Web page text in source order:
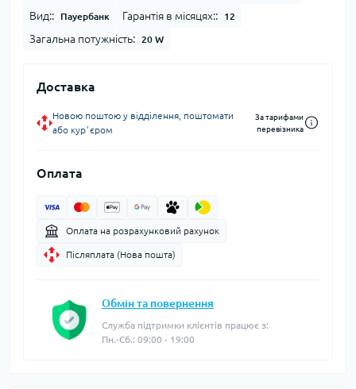
Вид:: Пауербанк Гарантія в місяцях:: 12
Загальна потужність: 20 W
Доставка
Новою поштою у відділення, поштомати
або курʼєром
За тарифами
перевізника
Оплата
Оплата на розрахунковий рахунок
Післяплата (Нова пошта)
Обмін та повернення
Служба підтримки клієнтів працює з:
Пн.-Сб.: 09:00 - 19:00